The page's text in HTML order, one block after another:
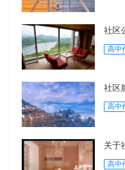
社区
高中
社区
高中
关于
高中